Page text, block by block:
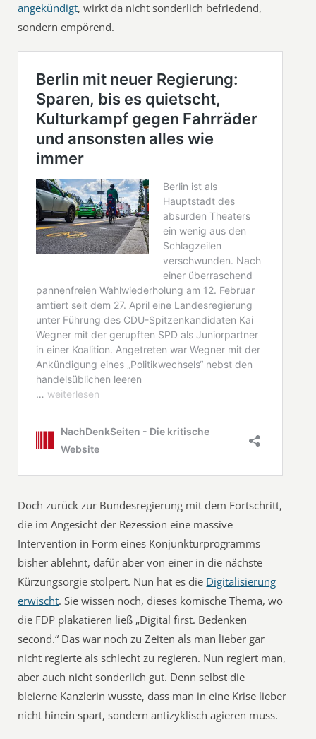
angekündigt, wirkt da nicht sonderlich befriedend,
sondern empörend.
Doch zurück zur Bundesregierung mit dem Fortschritt,
die im Angesicht der Rezession eine massive
Intervention in Form eines Konjunkturprogramms
bisher ablehnt, dafür aber von einer in die nächste
Kürzungsorgie stolpert. Nun hat es die Digitalisierung
erwischt. Sie wissen noch, dieses komische Thema, wo
die FDP plakatieren ließ „Digital first. Bedenken
second.“ Das war noch zu Zeiten als man lieber gar
nicht regierte als schlecht zu regieren. Nun regiert man,
aber auch nicht sonderlich gut. Denn selbst die
bleierne Kanzlerin wusste, dass man in eine Krise lieber
nicht hinein spart, sondern antizyklisch agieren muss.